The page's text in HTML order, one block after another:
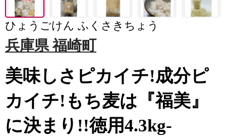
ひょうごけん ふくさきちょう
兵庫県 福崎町
美味しさピカイチ!成分ピ
カイチ!もち麦は『福美』
に決まり!!徳用4.3kg-